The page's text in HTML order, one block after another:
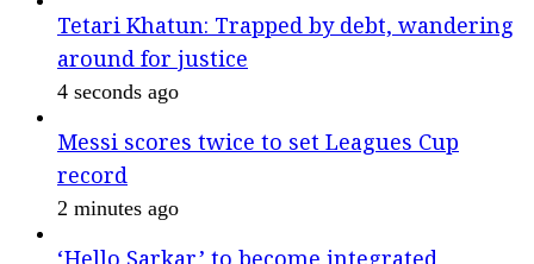
Tetari Khatun: Trapped by debt, wandering
around for justice
4 seconds ago
Messi scores twice to set Leagues Cup
record
2 minutes ago